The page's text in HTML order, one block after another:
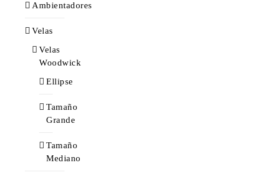
Ambientadores
Velas
Velas
Woodwick
Ellipse
Tamaño
Grande
Tamaño
Mediano